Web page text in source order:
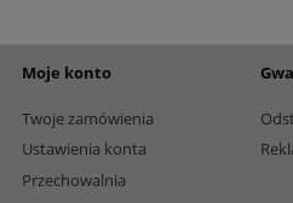
Moje konto
Twoje zamówienia
Ustawienia konta
Przechowalnia